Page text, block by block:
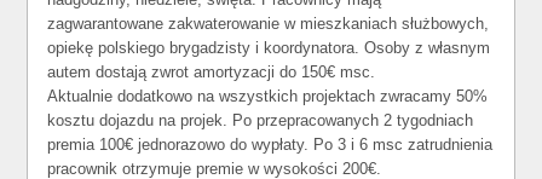
zagwarantowane zakwaterowanie w mieszkaniach służbowych,
opiekę polskiego brygadzisty i koordynatora. Osoby z własnym
autem dostają zwrot amortyzacji do 150€ msc.
Aktualnie dodatkowo na wszystkich projektach zwracamy 50%
kosztu dojazdu na projek. Po przepracowanych 2 tygodniach
premia 100€ jednorazowo do wypłaty. Po 3 i 6 msc zatrudnienia
pracownik otrzymuje premie w wysokości 200€.